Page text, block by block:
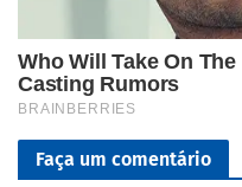
Faça um comentário